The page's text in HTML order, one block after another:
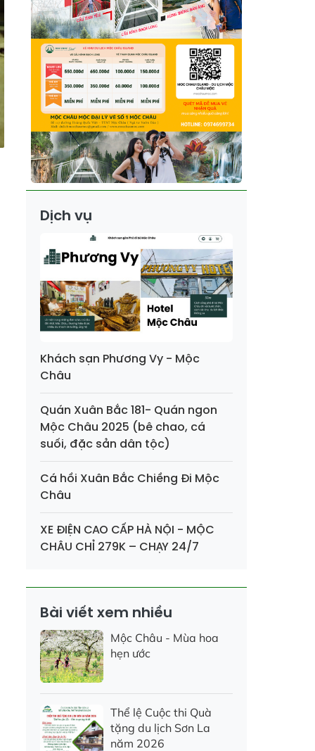
Dịch vụ
Khách sạn Phương Vy - Mộc
Châu
Quán Xuân Bắc 181- Quán ngon
Mộc Châu 2025 (bê chao, cá
suối, đặc sản dân tộc)
Cá hồi Xuân Bắc Chiềng Đi Mộc
Châu
XE ĐIỆN CAO CẤP HÀ NỘI - MỘC
CHÂU CHỈ 279K – CHẠY 24/7
Bài viết xem nhiều
Mộc Châu - Mùa hoa
hẹn ước
Thể lệ Cuộc thi Quà
tặng du lịch Sơn La
năm 2026